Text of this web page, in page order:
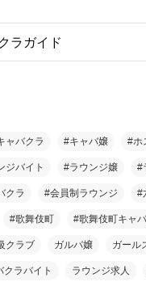
ラガイド
ャバクラ #キャバ嬢 #ホ
ジバイト #ラウンジ嬢 #
クラ #会員制ラウンジ #
#歌舞伎町 #歌舞伎町キャ
クラブ ガルバ嬢 ガール
クラバイト ラウンジ求人